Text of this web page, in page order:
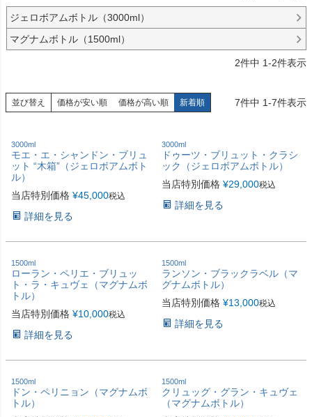
ジェロボアムボトル（3000ml）
マグナムボトル（1500ml）
2件中 1-2件表示
並び替え 価格が安い順 価格が高い順 新着順 7件中 1-7件表示
3000ml
モエ・エ・シャンドン・ブリュ
ット “木箱”（ジェロボアムボト
ル）
当店特別価格 ¥45,000税込
詳細を見る
3000ml
ドゥーツ・ブリュット・クラシ
ック（ジェロボアムボトル）
当店特別価格 ¥29,000税込
詳細を見る
1500ml
ローラン・ペリエ・ブリュッ
ト・ラ・キュヴェ（マグナムボ
トル）
当店特別価格 ¥10,000税込
詳細を見る
1500ml
ランソン・ブラックラベル（マ
グナムボトル）
当店特別価格 ¥13,000税込
詳細を見る
1500ml
ドン・ペリニョン（マグナムボ
トル）
1500ml
クリュッグ・グラン・キュヴェ
（マグナムボトル）